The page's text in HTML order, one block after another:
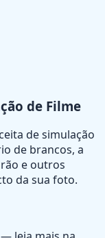
de Filme
de simulação
de brancos, a
e outros
da sua foto.